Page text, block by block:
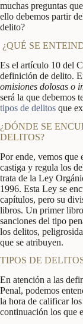
muchas preguntas
ello debemos partir
delito?
¿QUÉ SE
Es el artículo 10 del
definición de delito.
omisiones dolosas o
será la que debemos
tipos de delitos que
¿DÓNDE SE
DELITOS?
Por ende, vemos que
castiga y regula los
trata de la Ley
1996. Esta Ley se
capítulos, pero su
libros. Un primer
sanciones del tipo
los delitos,
que se atribuyen.
TIPOS DE
En atención a las
Penal, podemos
la hora de calificar
continuación los que